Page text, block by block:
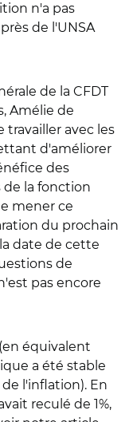
n'a pas
de l'UNSA
de la CFDT
Amélie de
travailler avec les
d'améliorer
des
la fonction
mener ce
du prochain
date de cette
de
pas encore
équivalent
a été stable
l'inflation). En
reculé de 1%,